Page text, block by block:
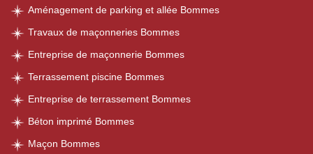
Aménagement de parking et allée Bommes
Travaux de maçonneries Bommes
Entreprise de maçonnerie Bommes
Terrassement piscine Bommes
Entreprise de terrassement Bommes
Béton imprimé Bommes
Maçon Bommes